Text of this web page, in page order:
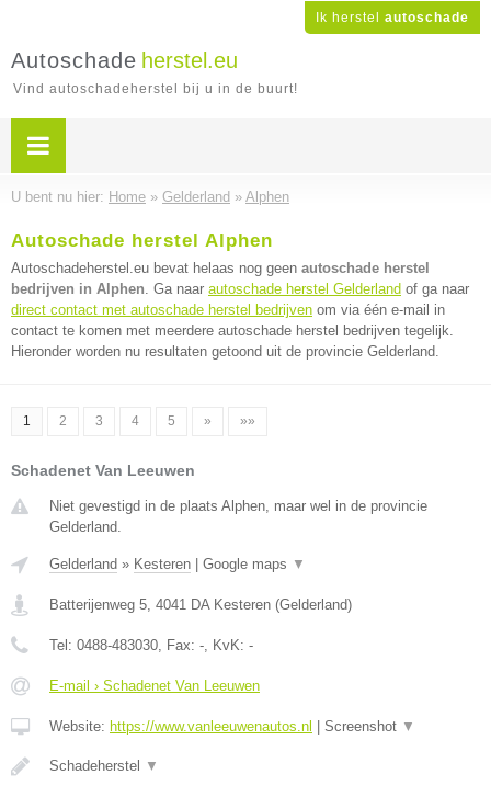
Ik herstel autoschade
Autoschade herstel.eu
Vind autoschadeherstel bij u in de buurt!
U bent nu hier: Home » Gelderland » Alphen
Autoschade herstel Alphen
Autoschadeherstel.eu bevat helaas nog geen autoschade herstel
bedrijven in Alphen. Ga naar autoschade herstel Gelderland of ga naar
direct contact met autoschade herstel bedrijven om via één e-mail in
contact te komen met meerdere autoschade herstel bedrijven tegelijk.
Hieronder worden nu resultaten getoond uit de provincie Gelderland.
1 2 3 4 5 » »»
Schadenet Van Leeuwen
Niet gevestigd in de plaats Alphen, maar wel in de provincie
Gelderland.
Gelderland » Kesteren Google maps ▼
Batterijenweg 5, 4041 DA Kesteren (Gelderland)
Tel: 0488-483030, Fax: -, KvK: -
E-mail › Schadenet Van Leeuwen
Website: https://www.vanleeuwenautos.nl Screenshot ▼
Schadeherstel ▼